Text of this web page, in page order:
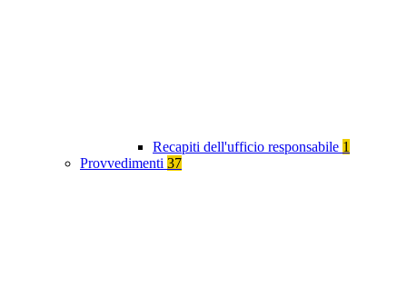
Recapiti dell'ufficio responsabile 1
Provvedimenti 37